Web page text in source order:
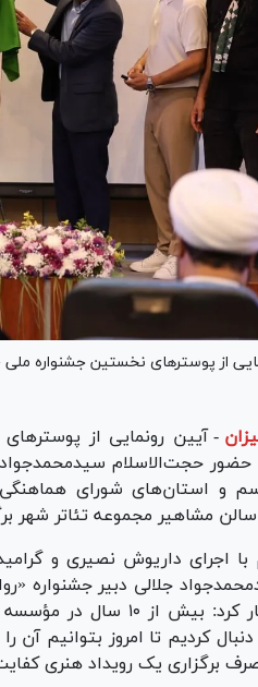
از پوسترهای نخستین جشنواره
-
حضور حجت‌الاسلام
و استان‌های شورای هماهنگی
مشاهیر مجموعه تئاتر شهر
با اجرای داریوش نصیری و
جلالی دبیر جشنواره
هنری، اظهار کرد:
دنبال کردیم تا امروز بتوانیم
صرف برگزاری یک رویداد هنری